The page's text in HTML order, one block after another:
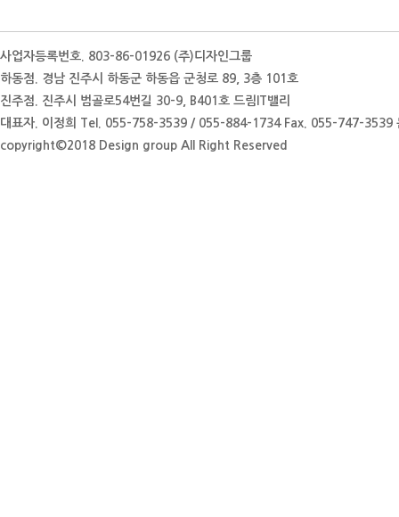
사업자등록번호. 803-86-01926 (주)디자인그룹
하동점. 경남 진주시 하동군 하동읍 군청로 89, 3층 101호
진주점. 진주시 범골로54번길 30-9, B401호 드림IT밸리
대표자. 이정희 Tel. 055-758-3539 / 055-884-1734 Fax. 055-747-3539
copyright©2018 Design group All Right Reserved